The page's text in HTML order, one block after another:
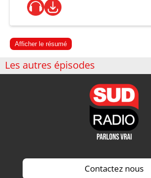
Afficher le résumé
Les autres épisodes
Contactez nous